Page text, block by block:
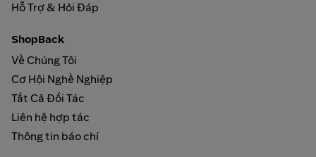
Hỗ Trợ & Hỏi Đáp
ShopBack
Về Chúng Tôi
Cơ Hội Nghề Nghiệp
Tất Cả Đối Tác
Liên hệ hợp tác
Thông tin báo chí